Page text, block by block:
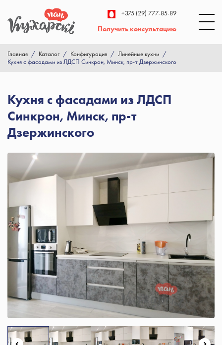
+375 (29) 777-85-89
Получить консультацию
Главная / Каталог / Конфигурация / Линейные кухни /
Кухня с фасадами из ЛДСП Синкрон, Минск, пр-т Дзержинского
Кухня с фасадами из ЛДСП
Синкрон, Минск, пр-т
Дзержинского